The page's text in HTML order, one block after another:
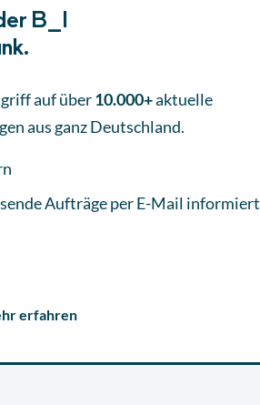
B_I
auf über10.000+aktuelle
aus ganz Deutschland.
Aufträge per E-Mail informiert
erfahren